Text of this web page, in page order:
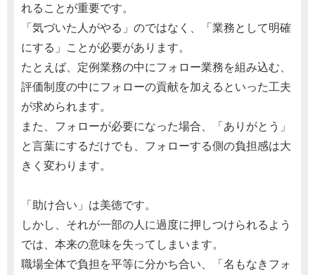
れることが重要です。
「気づいた人がやる」のではなく、「業務として明確
にする」ことが必要があります。
たとえば、定例業務の中にフォロー業務を組み込む、
評価制度の中にフォローの貢献を加えるといった工夫
が求められます。
また、フォローが必要になった場合、「ありがとう」
と言葉にするだけでも、フォローする側の負担感は大
きく変わります。
「助け合い」は美徳です。
しかし、それが一部の人に過度に押しつけられるよう
では、本来の意味を失ってしまいます。
職場全体で負担を平等に分かち合い、「名もなきフォ